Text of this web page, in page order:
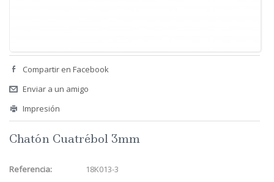
Compartir en Facebook
Enviar a un amigo
Impresión
Chatón Cuatrébol 3mm
Referencia: 18K013-3